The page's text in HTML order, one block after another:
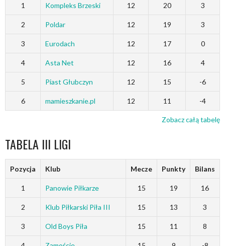
1 Kompleks Brzeski 12 20 3
2 Poldar 12 19 3
3 Eurodach 12 17 0
4 Asta Net 12 16 4
5 Piast Głubczyn 12 15 -6
6 mamieszkanie.pl 12 11 -4
Zobacz całą tabelę
TABELA III LIGI
Pozycja Klub Mecze Punkty Bilans
1 Panowie Piłkarze 15 19 16
2 Klub Piłkarski Piła III 15 13 3
3 Old Boys Piła 15 11 8